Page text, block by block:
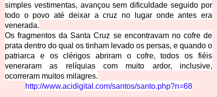
simples vestimentas, avançou sem dificuldade seguido por
todo o povo até deixar a cruz no lugar onde antes era
venerada.
Os fragmentos da Santa Cruz se encontravam no cofre de
prata dentro do qual os tinham levado os persas, e quando o
patriarca e os clérigos abriram o cofre, todos os fiéis
veneraram as relíquias com muito ardor, inclusive,
ocorreram muitos milagres.
http://www.acidigital.com/santos/santo.php?n=68